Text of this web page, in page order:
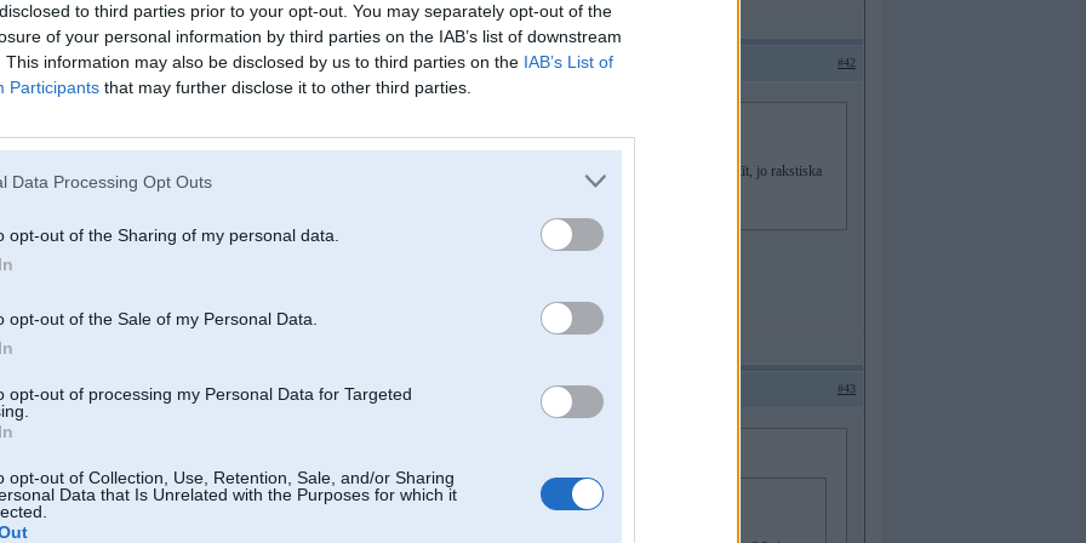
to third parties prior to your opt-out. You may separately opt-out of the
of your personal information by third parties on the IAB’s list of downstream
This information may also be disclosed by us to third parties on the IAB’s List of
Participants that may further disclose it to other third parties.
Data Processing Opt Outs
opt-out of the Sharing of my personal data.
opt-out of the Sale of my Personal Data.
opt-out of processing my Personal Data for Targeted
opt-out of Collection, Use, Retention, Sale, and/or Sharing
Data that Is Unrelated with the Purposes for which it
27. Apr 2024, 07:27 #42
Es varu uzslavēt Alfa motors! Tikko ievestam, pieminēja, ka, ja neizies TA, viņu visu sataisīs.
Neizgāja. Bez ierunām, pēc pāris dienām paņēma, nomainīja darāmo un izgāja TA. Kaut mierīgi varēja pasūtīt, jo rakstiska
nekā nebija.
27. Apr 2024, 07:29 #43
@Oo_jaa_rs